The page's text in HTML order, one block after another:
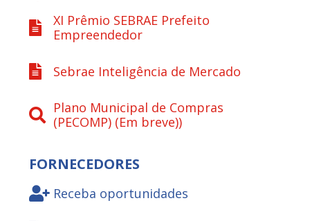
XI Prêmio SEBRAE Prefeito
Empreendedor
Sebrae Inteligência de Mercado
Plano Municipal de Compras
(PECOMP) (Em breve))
FORNECEDORES
Receba oportunidades